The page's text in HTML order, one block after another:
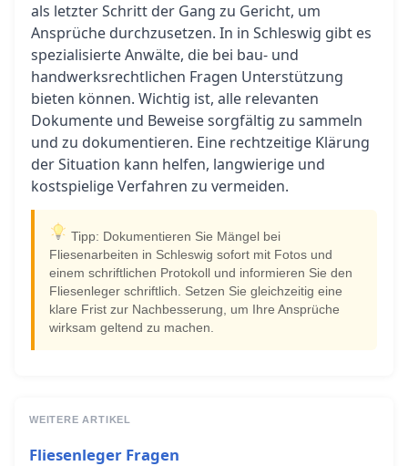
als letzter Schritt der Gang zu Gericht, um
Ansprüche durchzusetzen. In in Schleswig gibt es
spezialisierte Anwälte, die bei bau- und
handwerksrechtlichen Fragen Unterstützung
bieten können. Wichtig ist, alle relevanten
Dokumente und Beweise sorgfältig zu sammeln
und zu dokumentieren. Eine rechtzeitige Klärung
der Situation kann helfen, langwierige und
kostspielige Verfahren zu vermeiden.
Tipp: Dokumentieren Sie Mängel bei
Fliesenarbeiten in Schleswig sofort mit Fotos und
einem schriftlichen Protokoll und informieren Sie den
Fliesenleger schriftlich. Setzen Sie gleichzeitig eine
klare Frist zur Nachbesserung, um Ihre Ansprüche
wirksam geltend zu machen.
WEITERE ARTIKEL
Fliesenleger Fragen